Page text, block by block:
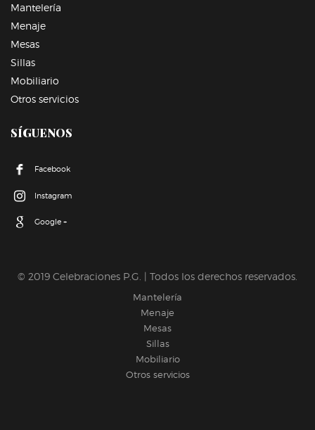
Mantelería
Menaje
Mesas
Sillas
Mobiliario
Otros servicios
SÍGUENOS
Facebook
Instagram
Google +
© 2019 Celebraciones P.G. | Todos los derechos reservados.
Mantelería
Menaje
Mesas
Sillas
Mobiliario
Otros servicios